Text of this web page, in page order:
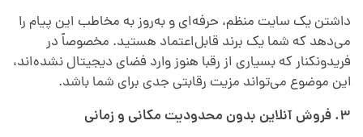
و
ن
ک
داشتن یک سایت منظم، حرفه‌ای و به‌روز به مخاطب این پیام را
می‌دهد که شما یک برند قابل‌اعتماد هستید. مخصوصاً در
فریدونکنار که بسیاری از رقبا هنوز وارد فضای دیجیتال نشده‌اند،
این موضوع می‌تواند مزیت رقابتی جدی برای شما باشد.
۳. فروش آنلاین بدون محدودیت مکانی و زمانی